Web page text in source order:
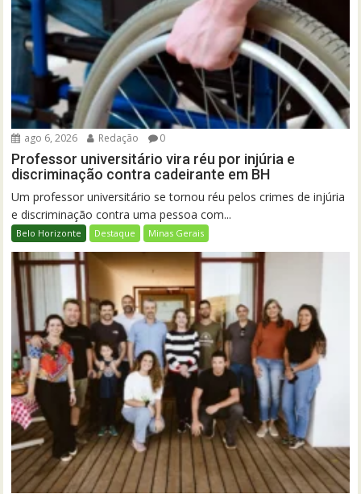
ago 6, 2026 Redação 0
Professor universitário vira réu por injúria e
discriminação contra cadeirante em BH
Um professor universitário se tornou réu pelos crimes de injúria
e discriminação contra uma pessoa com...
Belo Horizonte Destaque Minas Gerais